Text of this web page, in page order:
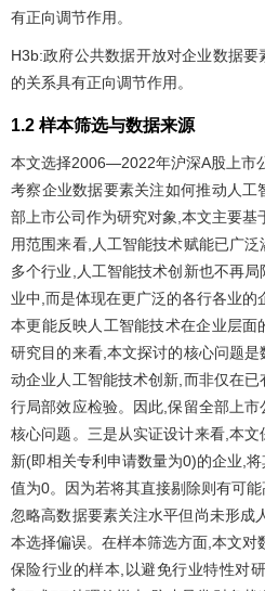
有正向调节作用。
H3b:政府公共数据开放对企业数据
的关系具有正向调节作用。
1.2 样本筛选与数据来源
本文选择2006—2022年沪深A股上市
考察企业数据要素关注如何推动人
部上市公司作为研究对象,本文主要基
用范围来看,人工智能技术赋能已广
多个行业,人工智能技术创新也不再
业中,而是体现在更广泛的各行各业
本更能反映人工智能技术在企业层面
研究目的来看,本文探讨的核心问题
动企业人工智能技术创新,而非仅在
行局部效应检验。因此,保留全部上
核心问题。三是从实证设计来看,本
新(即相关专利申请数量为0)的企业,
值为0。因为若将其直接剔除则有可
忽略高数据要素关注水平但尚未形成
本选择偏误。在样本筛选方面,本文对
保险行业的样本,以避免行业特性对